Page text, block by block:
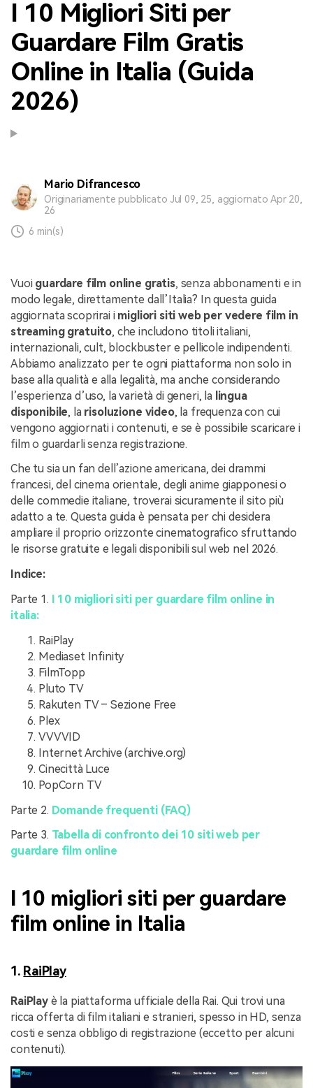
I 10 Migliori Siti per
Guardare Film Gratis
Online in Italia (Guida
2026)
Mario Difrancesco
Originariamente pubblicato Jul 09, 25, aggiornato Apr 20,
26
6 min(s)
Vuoi guardare film online gratis, senza abbonamenti e in
modo legale, direttamente dall’Italia? In questa guida
aggiornata scoprirai i migliori siti web per vedere film in
streaming gratuito, che includono titoli italiani,
internazionali, cult, blockbuster e pellicole indipendenti.
Abbiamo analizzato per te ogni piattaforma non solo in
base alla qualità e alla legalità, ma anche considerando
l’esperienza d’uso, la varietà di generi, la lingua
disponibile, la risoluzione video, la frequenza con cui
vengono aggiornati i contenuti, e se è possibile scaricare i
film o guardarli senza registrazione.
Che tu sia un fan dell’azione americana, dei drammi
francesi, del cinema orientale, degli anime giapponesi o
delle commedie italiane, troverai sicuramente il sito più
adatto a te. Questa guida è pensata per chi desidera
ampliare il proprio orizzonte cinematografico sfruttando
le risorse gratuite e legali disponibili sul web nel 2026.
Indice:
Parte 1. I 10 migliori siti per guardare film online in
italia:
RaiPlay
Mediaset Infinity
FilmTopp
Pluto TV
Rakuten TV – Sezione Free
Plex
VVVVID
Internet Archive (archive.org)
Cinecittà Luce
PopCorn TV
Parte 2. Domande frequenti (FAQ)
Parte 3. Tabella di confronto dei 10 siti web per
guardare film online
I 10 migliori siti per guardare
film online in Italia
1. RaiPlay
RaiPlayè la piattaforma ufficiale della Rai. Qui trovi una
ricca offerta di film italiani e stranieri, spesso in HD, senza
costi e senza obbligo di registrazione (eccetto per alcuni
contenuti).